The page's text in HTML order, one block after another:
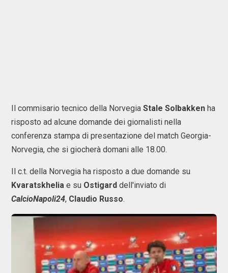
Il commisario tecnico della Norvegia Stale Solbakken ha
risposto ad alcune domande dei giornalisti nella
conferenza stampa di presentazione del match Georgia-
Norvegia, che si giocherà domani alle 18.00.
Il c.t. della Norvegia ha risposto a due domande su
Kvaratskhelia e su Ostigard dell'inviato di
CalcioNapoli24, Claudio Russo.